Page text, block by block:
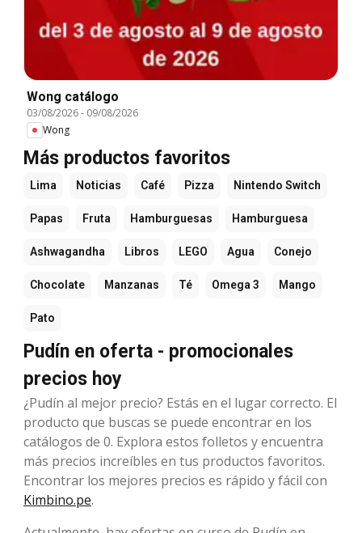
Wong catálogo
03/08/2026- 09/08/2026
Wong
Más productos favoritos
Lima Noticias Café Pizza Nintendo Switch
Papas Fruta Hamburguesas Hamburguesa
Ashwagandha Libros LEGO Agua Conejo
Chocolate Manzanas Té Omega 3 Mango
Pato
Pudín en oferta - promocionales
precios hoy
¿Pudín al mejor precio? Estás en el lugar correcto. El
producto que buscas se puede encontrar en los
catálogos de 0. Explora estos folletos y encuentra
más precios increíbles en tus productos favoritos.
Encontrar los mejores precios es rápido y fácil con
Kimbino.pe.